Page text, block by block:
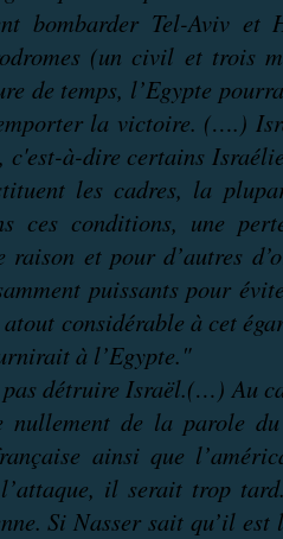
bombarder Tel-Aviv et
(un civil et trois
de temps, l’Egypte
la victoire. (….)
à-dire certains
les cadres, la
ces conditions, une
et pour d’autres
puissants pour
considérable à cet
à l’Egypte."
détruire Israël.(…) Au
de la parole
ainsi que
il serait trop
Si Nasser sait qu’il est